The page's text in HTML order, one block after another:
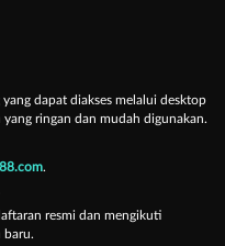
dapat diakses melalui desktop
ringan dan mudah digunakan.
.
resmi dan mengikuti
baru.